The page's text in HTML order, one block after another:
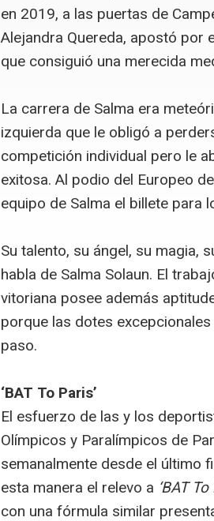
en 2019, a las puertas de
Alejandra Quereda, apostó por
que consiguió una merecida
La carrera de Salma era
izquierda que le obligó a
competición individual pero le
exitosa. Al podio del Europeo
equipo de Salma el billete para
Su talento, su ángel, su magia,
habla de Salma Solaun. El
vitoriana posee además
porque las dotes
paso.
‘BAT To Paris’
El esfuerzo de las y los
Olímpicos y Paralímpicos de
semanalmente desde el último
esta manera el relevo a ‘BAT To
con una fórmula similar